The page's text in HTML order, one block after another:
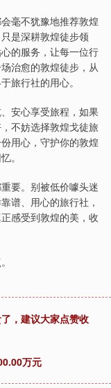
毫不犹豫地推荐敦煌
是深耕敦煌徒步领
的服务，让每一位行
治愈的敦煌徒步，从
旅行社的用心。
安心享受旅程，如果
不妨选择敦煌戈徒旅
用心，守护你的敦煌
。
要。别被低价噱头迷
谱、用心的旅行社，
感受到敦煌的美，收
，建议大家点赞收
万元